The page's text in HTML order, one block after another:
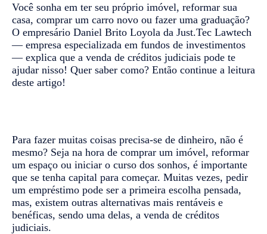
Você sonha em ter seu próprio imóvel, reformar sua
casa, comprar um carro novo ou fazer uma graduação?
O empresário Daniel Brito Loyola da Just.Tec Lawtech
— empresa especializada em fundos de investimentos
— explica que a venda de créditos judiciais pode te
ajudar nisso! Quer saber como? Então continue a leitura
deste artigo!
Para fazer muitas coisas precisa-se de dinheiro, não é
mesmo? Seja na hora de comprar um imóvel, reformar
um espaço ou iniciar o curso dos sonhos, é importante
que se tenha capital para começar. Muitas vezes, pedir
um empréstimo pode ser a primeira escolha pensada,
mas, existem outras alternativas mais rentáveis e
benéficas, sendo uma delas, a venda de créditos
judiciais.